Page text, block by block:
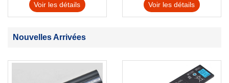
Voir les détails Voir les détails
Nouvelles Arrivées